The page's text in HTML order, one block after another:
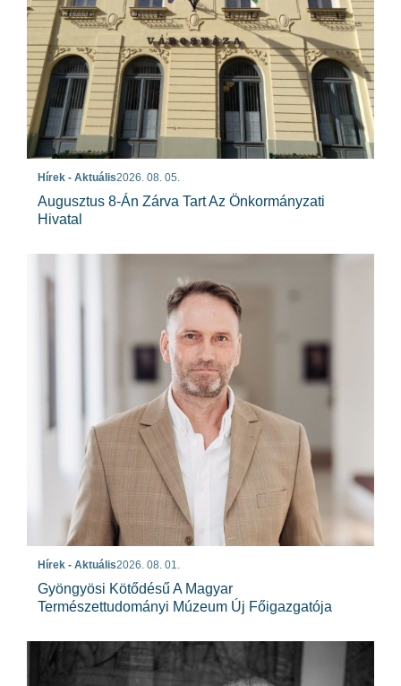
Hírek - Aktuális2026. 08. 05.
Augusztus 8-Án Zárva Tart Az Önkormányzati
Hivatal
Hírek - Aktuális2026. 08. 01.
Gyöngyösi Kötődésű A Magyar
Természettudományi Múzeum Új Főigazgatója